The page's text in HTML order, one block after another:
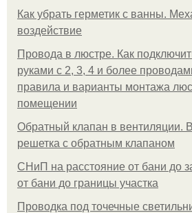
Как убрать герметик с ванны.
воздействие
Провода в люстре. Как
руками с 2, 3, 4 и более
правила и варианты монтажа
помещении
Обратный клапан в вентиляции.
решетка с обратным клапаном
СНиП на расстояние от бани до
от бани до границы участка
Проводка под точечные